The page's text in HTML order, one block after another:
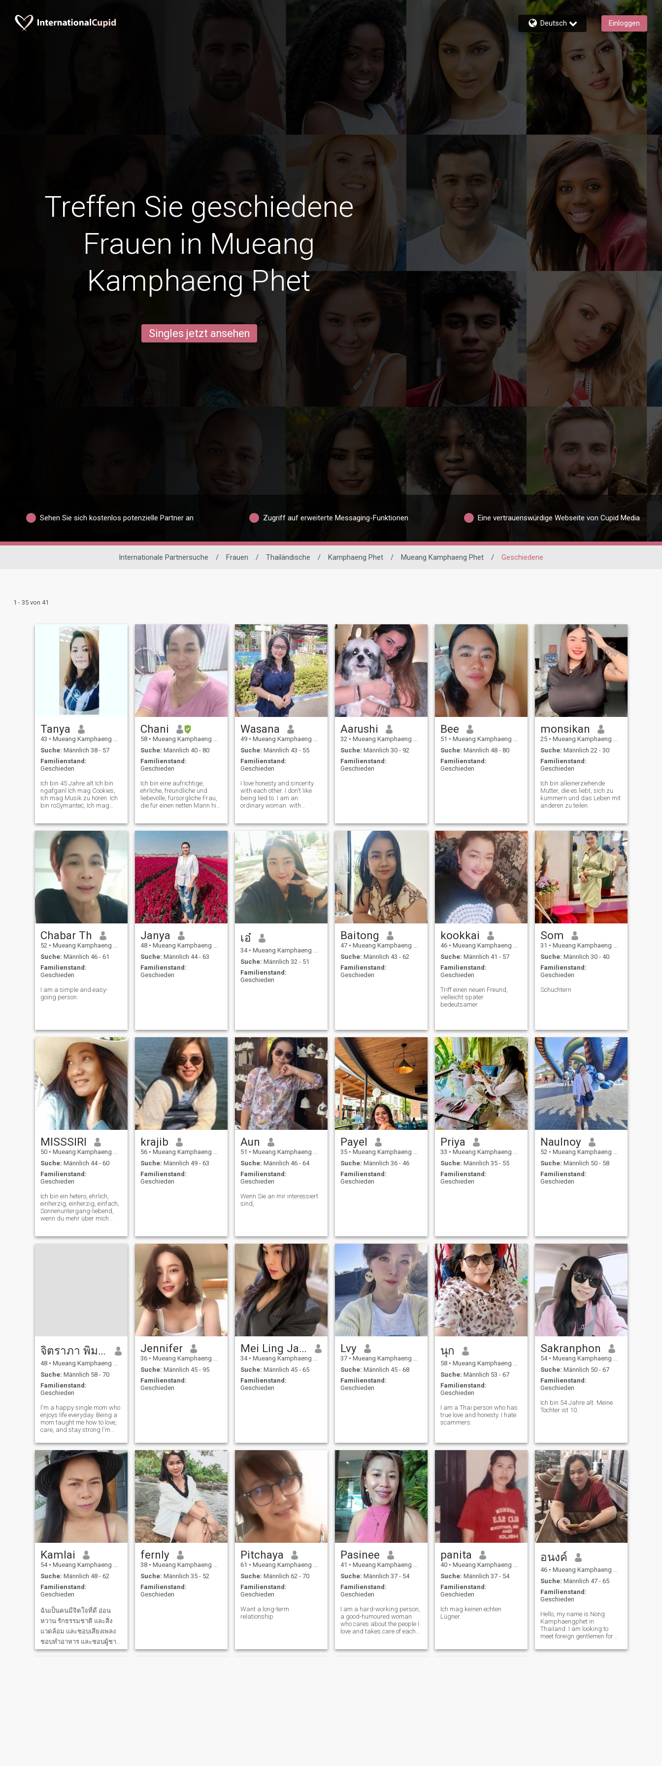
Deutsch Einloggen
Treffen Sie geschiedene
Frauen in Mueang
Kamphaeng Phet
Singles jetzt ansehen
Sehen Sie sich kostenlos potenzielle Partner an Zugriff auf erweiterte Messaging-Funktionen Eine vertrauenswürdige Webseite von Cupid Media
Internationale Partnersuche / Frauen / Thailändische / Kamphaeng Phet / Mueang Kamphaeng Phet / Geschiedene
1 - 35 von 41
Tanya
43 • Mueang Kamphaeng Phet, Kamphaeng Phet, Thailand
Suche: Männlich 38 - 57
Familienstand:
Geschieden
Ich bin 45 Jahre alt Ich bin
ngafganl Ich mag Cookies,
Ich mag Musik zu hören. Ich
bin roSymantec, Ich mag
des Lebens der Liebe und
spousse.When ich dich liebe,
Ich werde den Menschen für
einen anderen suchen, aber
ich werde in der Lage sein,
zu verwenden. Wissen, wie
schwer Beta ist.
Chani
58 • Mueang Kamphaeng Phet, Kamphaeng Phet, Thailand
Suche: Männlich 40 - 80
Familienstand:
Geschieden
Ich bin eine aufrichtige,
ehrliche, freundliche und
liebevolle, fürsorgliche Frau,
die für einen netten Mann hier
jünger aus. Lustig, liebevoll,
auszukommen. Ich mag die
Natur, Gartenarbeit,
Wandern, Strände, Tiere,
Fernsehen, Lesen,
Schwimmen, Kochen. Wollen,
dass jemand eine Beziehung
aufbauen. Ich bin echt und
ernst damit, einen Mann zu
finden. Ich weiß, wie man
einen Mann behandelt. Ich
bin eine hart arbeitende
Frau, ich werde arbeiten und
zu unserer Familie beitragen,
es sei denn, Sie wollen nicht,
dass ich arbeite. Spiele
mögen Sie nicht.
Wasana
49 • Mueang Kamphaeng Phet, Kamphaeng Phet, Thailand
Suche: Männlich 43 - 55
Familienstand:
Geschieden
I love honesty and sincerity
with each other. I don't like
being lied to. I am an
ordinary woman. with
pay attention and take care
of my lover I am a person
who likes to have fun and
laugh
Aarushi
32 • Mueang Kamphaeng Phet, Kamphaeng Phet, Thailand
Suche: Männlich 30 - 92
Familienstand:
Geschieden
Bee
51 • Mueang Kamphaeng Phet, Kamphaeng Phet, Thailand
Suche: Männlich 48 - 80
Familienstand:
Geschieden
monsikan
25 • Mueang Kamphaeng Phet, Kamphaeng Phet, Thailand
Suche: Männlich 22 - 30
Familienstand:
Geschieden
Ich bin alleinerziehende
Mutter, die es liebt, sich zu
kümmern und das Leben mit
anderen zu teilen.
Chabar Th
52 • Mueang Kamphaeng Phet, Kamphaeng Phet, Thailand
Suche: Männlich 46 - 61
Familienstand:
Geschieden
I am a simple and easy-
going person.
Janya
48 • Mueang Kamphaeng Phet, Kamphaeng Phet, Thailand
Suche: Männlich 44 - 63
Familienstand:
Geschieden
เอ๋
34 • Mueang Kamphaeng Phet, Kamphaeng Phet, Thailand
Suche: Männlich 32 - 51
Familienstand:
Geschieden
Baitong
47 • Mueang Kamphaeng Phet, Kamphaeng Phet, Thailand
Suche: Männlich 43 - 62
Familienstand:
Geschieden
kookkai
46 • Mueang Kamphaeng Phet, Kamphaeng Phet, Thailand
Suche: Männlich 41 - 57
Familienstand:
Geschieden
Triff einen neuen Freund,
vielleicht später
bedeutsamer
Som
31 • Mueang Kamphaeng Phet, Kamphaeng Phet, Thailand
Suche: Männlich 30 - 40
Familienstand:
Geschieden
Schüchtern
MISSSIRI
50 • Mueang Kamphaeng Phet, Kamphaeng Phet, Thailand
Suche: Männlich 44 - 60
Familienstand:
Geschieden
Ich bin ein hetero, ehrlich,
einherzig, einherzig, einfach,
Sonnenuntergang-liebend,
wenn du mehr über mich
krajib
56 • Mueang Kamphaeng Phet, Kamphaeng Phet, Thailand
Suche: Männlich 49 - 63
Familienstand:
Geschieden
Aun
51 • Mueang Kamphaeng Phet, Kamphaeng Phet, Thailand
Suche: Männlich 46 - 64
Familienstand:
Geschieden
Wenn Sie an mir interessiert
sind,
Payel
35 • Mueang Kamphaeng Phet, Kamphaeng Phet, Thailand
Suche: Männlich 36 - 46
Familienstand:
Geschieden
Priya
33 • Mueang Kamphaeng Phet, Kamphaeng Phet, Thailand
Suche: Männlich 35 - 55
Familienstand:
Geschieden
Naulnoy
52 • Mueang Kamphaeng Phet, Kamphaeng Phet, Thailand
Suche: Männlich 50 - 58
Familienstand:
Geschieden
จิตราภา พิมพ์ศรี
48 • Mueang Kamphaeng Phet, Kamphaeng Phet, Thailand
Suche: Männlich 58 - 70
Familienstand:
Geschieden
l'm a happy single mom who
enjoys life everyday. Being a
mom taught me how to love,
care, and stay strong l'm
saying smile, love and take
care each other when we
grow
Jennifer
36 • Mueang Kamphaeng Phet, Kamphaeng Phet, Thailand
Suche: Männlich 45 - 95
Familienstand:
Geschieden
Mei Ling Jassada
34 • Mueang Kamphaeng Phet, Kamphaeng Phet, Thailand
Suche: Männlich 45 - 65
Familienstand:
Geschieden
Lvy
37 • Mueang Kamphaeng Phet, Kamphaeng Phet, Thailand
Suche: Männlich 45 - 68
Familienstand:
Geschieden
นุก
58 • Mueang Kamphaeng Phet, Kamphaeng Phet, Thailand
Suche: Männlich 53 - 67
Familienstand:
Geschieden
I am a Thai person who has
true love and honesty. I hate
scammers.
Sakranphon
54 • Mueang Kamphaeng Phet, Kamphaeng Phet, Thailand
Suche: Männlich 50 - 67
Familienstand:
Geschieden
Ich bin 54 Jahre alt. Meine
Tochter ist 10.
Kamlai
54 • Mueang Kamphaeng Phet, Kamphaeng Phet, Thailand
Suche: Männlich 48 - 62
Familienstand:
Geschieden
ฉันเป็นคนมีจิตใจที่ดี อ่อน
หวาน รักธรรมชาติ และสิ่ง
แวดล้อม และชอบเสียงเพลง
ชอบทำอาหาร และชอบผู้ชาย
ที่มีอายุมากกว่า
fernly
38 • Mueang Kamphaeng Phet, Kamphaeng Phet, Thailand
Suche: Männlich 35 - 52
Familienstand:
Geschieden
Pitchaya
61 • Mueang Kamphaeng Phet, Kamphaeng Phet, Thailand
Suche: Männlich 62 - 70
Familienstand:
Geschieden
Want a long-term
relationship
Pasinee
41 • Mueang Kamphaeng Phet, Kamphaeng Phet, Thailand
Suche: Männlich 37 - 54
Familienstand:
Geschieden
I am a hard-working person,
a good-humoured woman
who cares about the people I
love and takes care of each
panita
40 • Mueang Kamphaeng Phet, Kamphaeng Phet, Thailand
Suche: Männlich 37 - 54
Familienstand:
Geschieden
Ich mag keinen echten
Lügner.
อนงค์
46 • Mueang Kamphaeng Phet, Kamphaeng Phet, Thailand
Suche: Männlich 47 - 65
Familienstand:
Geschieden
Hello, my name is Nong
Kamphaengphet in
Thailand. I am looking to
meet foreign gentlemen for
hopefully lead to a long-term